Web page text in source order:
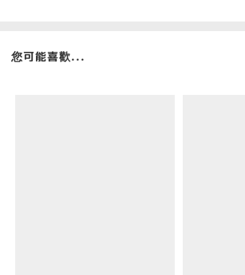
您可能喜歡...